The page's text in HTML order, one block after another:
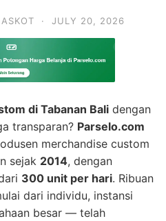
· JULY 20, 2026
di Tabanan Bali dengan
transparan? Parselo.com
merchandise custom
sejak 2014, dengan
300 unit per hari. Ribuan
dari individu, instansi
besar — telah